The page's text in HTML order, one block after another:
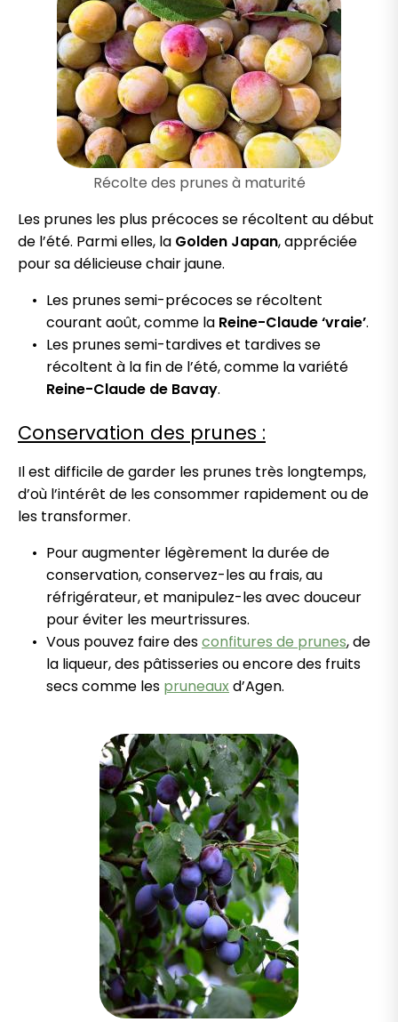
Récolte des prunes à maturité
Les prunes les plus précoces se récoltent au début
de l’été. Parmi elles, la Golden Japan, appréciée
pour sa délicieuse chair jaune.
Les prunes semi-précoces se récoltent
courant août, comme la Reine-Claude ‘vraie’.
Les prunes semi-tardives et tardives se
récoltent à la fin de l’été, comme la variété
Reine-Claude de Bavay.
Conservation des prunes :
Il est difficile de garder les prunes très longtemps,
d’où l’intérêt de les consommer rapidement ou de
les transformer.
Pour augmenter légèrement la durée de
conservation, conservez-les au frais, au
réfrigérateur, et manipulez-les avec douceur
pour éviter les meurtrissures.
Vous pouvez faire desconfitures de prunes, de
la liqueur, des pâtisseries ou encore des fruits
secs comme les pruneauxd’Agen.